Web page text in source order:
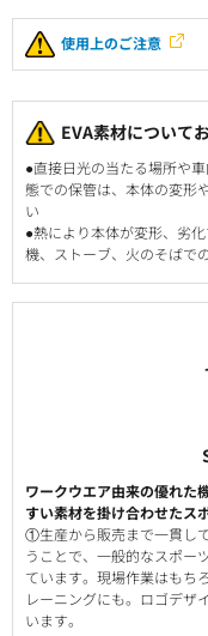
使用上のご注意
EVA素材について
●直接日光の当たる場所や
態での保管は、本体の変形
い
●熱により本体が変形、劣
機、ストーブ、火のそばで
ワークウエア由来の優れた
すい素材を掛け合わせたス
①生産から販売まで一貫し
うことで、一般的なスポー
ています。現場作業はもち
レーニングにも。ロゴデザ
います。